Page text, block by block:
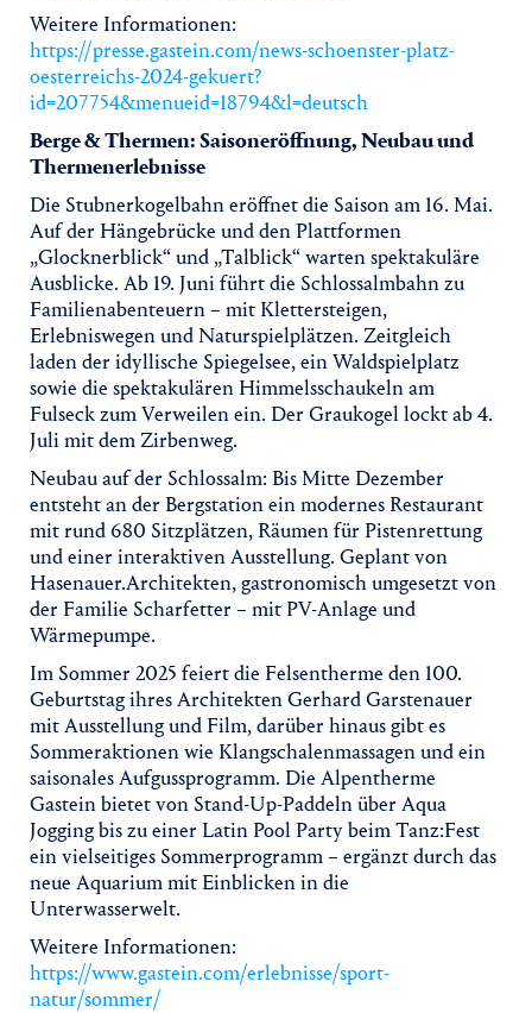
Weitere Informationen:
https://presse.gastein.com/news-schoenster-platz-
oesterreichs-2024-gekuert?
id=207754&menueid=18794&l=deutsch
Berge & Thermen: Saisoneröffnung, Neubau und
Thermenerlebnisse
Die Stubnerkogelbahn eröffnet die Saison am 16. Mai.
Auf der Hängebrücke und den Plattformen
„Glocknerblick“ und „Talblick“ warten spektakuläre
Ausblicke. Ab 19. Juni führt die Schlossalmbahn zu
Familienabenteuern – mit Klettersteigen,
Erlebniswegen und Naturspielplätzen. Zeitgleich
laden der idyllische Spiegelsee, ein Waldspielplatz
sowie die spektakulären Himmelsschaukeln am
Fulseck zum Verweilen ein. Der Graukogel lockt ab 4.
Juli mit dem Zirbenweg.
Neubau auf der Schlossalm: Bis Mitte Dezember
entsteht an der Bergstation ein modernes Restaurant
mit rund 680 Sitzplätzen, Räumen für Pistenrettung
und einer interaktiven Ausstellung. Geplant von
Hasenauer.Architekten, gastronomisch umgesetzt von
der Familie Scharfetter – mit PV-Anlage und
Wärmepumpe.
Im Sommer 2025 feiert die Felsentherme den 100.
Geburtstag ihres Architekten Gerhard Garstenauer
mit Ausstellung und Film, darüber hinaus gibt es
Sommeraktionen wie Klangschalenmassagen und ein
saisonales Aufgussprogramm. Die Alpentherme
Gastein bietet von Stand-Up-Paddeln über Aqua
Jogging bis zu einer Latin Pool Party beim Tanz:Fest
ein vielseitiges Sommerprogramm – ergänzt durch das
neue Aquarium mit Einblicken in die
Unterwasserwelt.
Weitere Informationen:
https://www.gastein.com/erlebnisse/sport-
natur/sommer/